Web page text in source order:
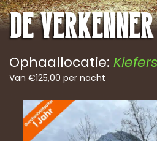
De
Ophaallocatie:
Van €125,00 per nacht